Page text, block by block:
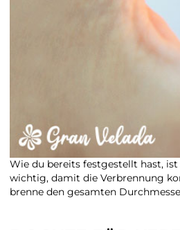
Wie du bereits festgestellt hast,
wichtig, damit die Verbrennung
brenne den gesamten